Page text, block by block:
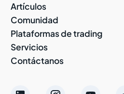
Artículos
Comunidad
Plataformas de trading
Servicios
Contáctanos